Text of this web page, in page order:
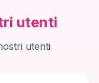
utenti
utenti